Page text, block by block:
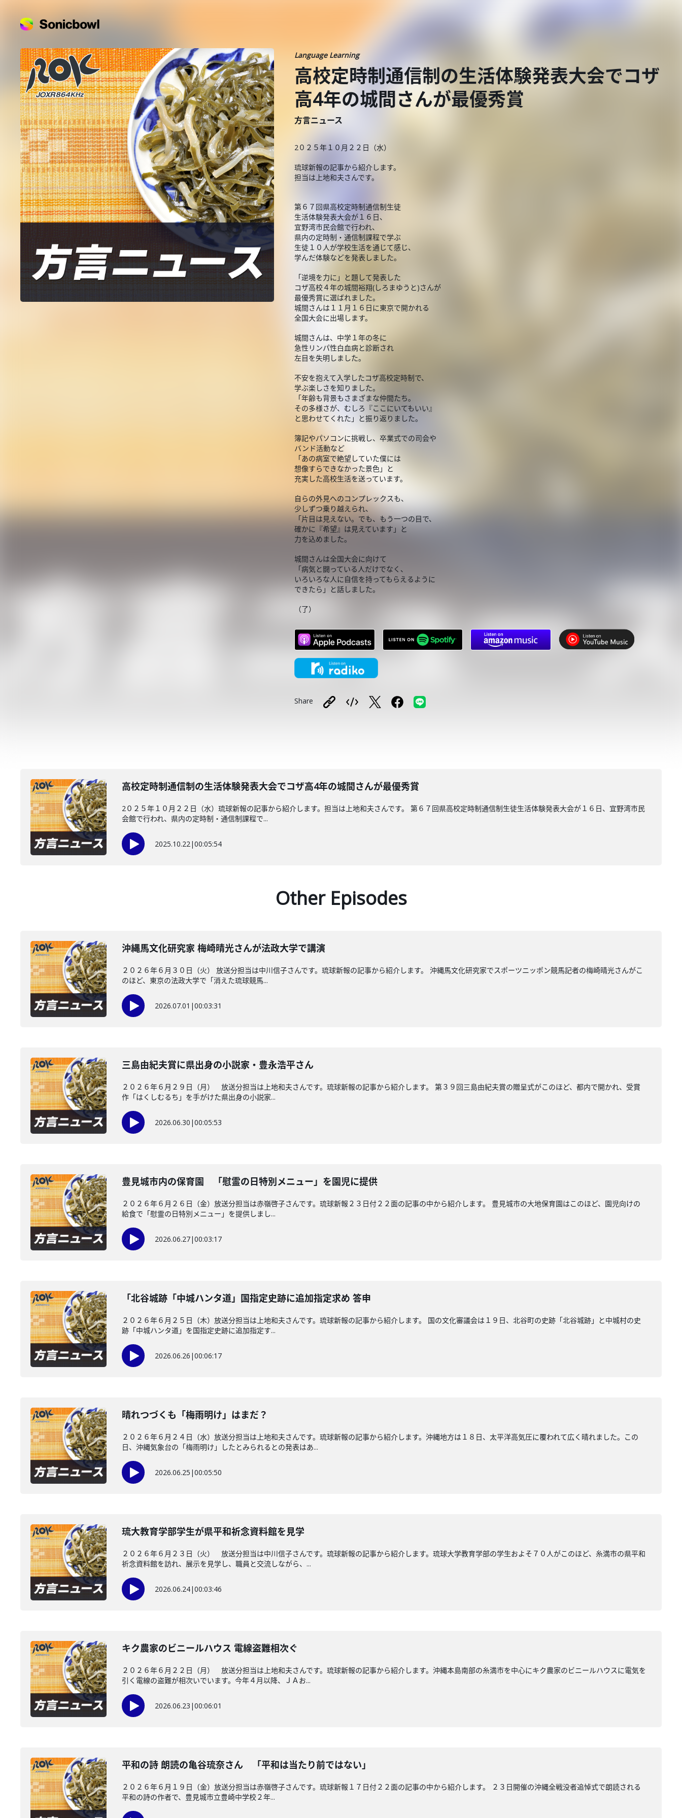
Language Learning
高校定時制通信制の生活体験発表大会でコザ
高4年の城間さんが最優秀賞
方言ニュース
2０２５年１０月２２日（水）
琉球新報の記事から紹介します。
担当は上地和夫さんです。
第６７回県高校定時制通信制生徒
生活体験発表大会が１６日、
宜野湾市民会館で行われ、
県内の定時制・通信制課程で学ぶ
生徒１０人が学校生活を通じて感じ、
学んだ体験などを発表しました。
「逆境を力に」と題して発表した
コザ高校４年の城間裕翔(しろまゆうと)さんが
最優秀賞に選ばれました。
城間さんは１１月１６日に東京で開かれる
全国大会に出場します。
城間さんは、中学１年の冬に
急性リンパ性白血病と診断され
左目を失明しました。
不安を抱えて入学したコザ高校定時制で、
学ぶ楽しさを知りました。
「年齢も背景もさまざまな仲間たち。
その多様さが、むしろ『ここにいてもいい』
と思わせてくれた」と振り返りました。
簿記やパソコンに挑戦し、卒業式での司会や
バンド活動など
「あの病室で絶望していた僕には
想像すらできなかった景色」と
充実した高校生活を送っています。
自らの外見へのコンプレックスも、
少しずつ乗り越えられ、
「片目は見えない。でも、もう一つの目で、
確かに『希望』は見えています」と
力を込めました。
城間さんは全国大会に向けて
「病気と闘っている人だけでなく、
いろいろな人に自信を持ってもらえるように
できたら」と話しました。
（了）
Share
高校定時制通信制の生活体験発表大会でコザ高4年の城間さんが最優秀賞
2０２５年１０月２２日（水）琉球新報の記事から紹介します。担当は上地和夫さんです。 第６７回県高校定時制通信制生徒生活体験発表大会が１６日、宜野湾市民
会館で行われ、県内の定時制・通信制課程で...
2025.10.22|00:05:54
Other Episodes
沖縄馬文化研究家 梅崎晴光さんが法政大学で講演
２０２６年６月３０日（火） 放送分担当は中川信子さんです。琉球新報の記事から紹介します。 沖縄馬文化研究家でスポーツニッポン競馬記者の梅崎晴光さんがこ
のほど、東京の法政大学で「消えた琉球競馬...
2026.07.01 |00:03:31
三島由紀夫賞に県出身の小説家・豊永浩平さん
２０２６年６月２９日（月） 放送分担当は上地和夫さんです。琉球新報の記事から紹介します。 第３９回三島由紀夫賞の贈呈式がこのほど、都内で開かれ、受賞
作「はくしむるち」を手がけた県出身の小説家...
2026.06.30 |00:05:53
豊見城市内の保育園 「慰霊の日特別メニュー」を園児に提供
２０２６年６月２６日（金）放送分担当は赤嶺啓子さんです。琉球新報２３日付２２面の記事の中から紹介します。 豊見城市の大地保育園はこのほど、園児向けの
給食で「慰霊の日特別メニュー」を提供しまし...
2026.06.27|00:03:17
「北谷城跡「中城ハンタ道」国指定史跡に追加指定求め 答申
２０２６年６月２５日（木）放送分担当は上地和夫さんです。琉球新報の記事から紹介します。 国の文化審議会は１９日、北谷町の史跡「北谷城跡」と中城村の史
跡「中城ハンタ道」を国指定史跡に追加指定す...
2026.06.26 |00:06:17
晴れつづくも「梅雨明け」はまだ？
２０２６年６月２４日（水）放送分担当は上地和夫さんです。琉球新報の記事から紹介します。沖縄地方は１８日、太平洋高気圧に覆われて広く晴れました。この
日、沖縄気象台の「梅雨明け」したとみられるとの発表はあ...
2026.06.25 |00:05:50
琉大教育学部学生が県平和祈念資料館を見学
２０２６年６月２３日（火） 放送分担当は中川信子さんです。琉球新報の記事から紹介します。琉球大学教育学部の学生およそ７０人がこのほど、糸満市の県平和
祈念資料館を訪れ、展示を見学し、職員と交流しながら、...
2026.06.24|00:03:46
キク農家のビニールハウス 電線盗難相次ぐ
２０２６年６月２２日（月） 放送分担当は上地和夫さんです。琉球新報の記事から紹介します。沖縄本島南部の糸満市を中心にキク農家のビニールハウスに電気を
引く電線の盗難が相次いでいます。今年４月以降、ＪＡお...
2026.06.23 |00:06:01
平和の詩 朗読の亀谷琉奈さん 「平和は当たり前ではない」
２０２６年６月１９日（金）放送分担当は赤嶺啓子さんです。琉球新報１７日付２２面の記事の中から紹介します。 ２３日開催の沖縄全戦没者追悼式で朗読される
平和の詩の作者で、豊見城市立豊崎中学校２年...